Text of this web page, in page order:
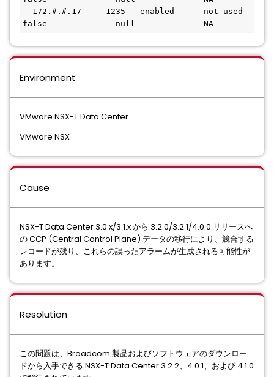
false              null              NA
Environment
VMware NSX-T Data Center
VMware NSX
Cause
NSX-T Data Center 3.0.x/3.1.x から 3.2.0/3.2.1/4.0.0 リリースへ
の CCP (Central Control Plane) データの移行により、競合する
レコードが残り、これらの誤ったアラームが生成される可能性が
あります。
Resolution
この問題は、Broadcom 製品およびソフトウェアのダウンロー
ドから入手できる NSX-T Data Center 3.2.2、4.0.1、および 4.1.0